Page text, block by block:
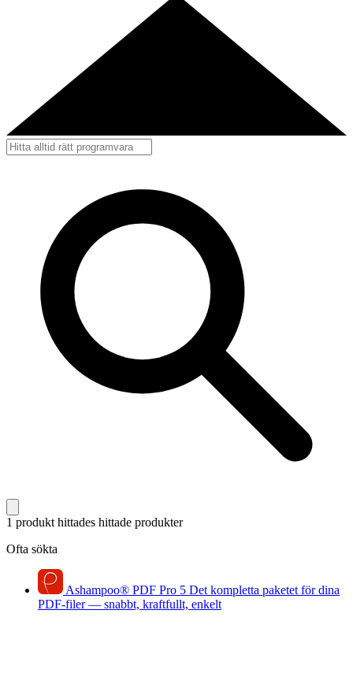
1 produkt hittades hittade produkter
Ofta sökta
Ashampoo® PDF Pro 5 Det kompletta paketet för dina
PDF-filer — snabbt, kraftfullt, enkelt